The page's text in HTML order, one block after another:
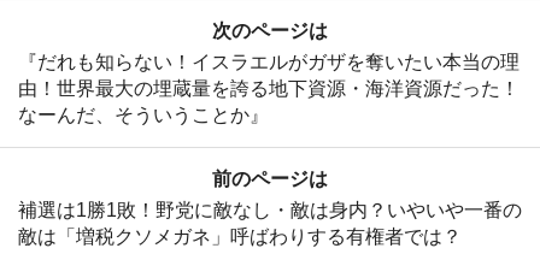
前のページは
補選は1勝1敗！野党に敵なし・敵は身内？いやいや一番の
敵は「増税クソメガネ」呼ばわりする有権者では？
次のページは
『だれも知らない！イスラエルがガザを奪いたい本当の理
由！世界最大の埋蔵量を誇る地下資源・海洋資源だった！
なーんだ、そういうことか』